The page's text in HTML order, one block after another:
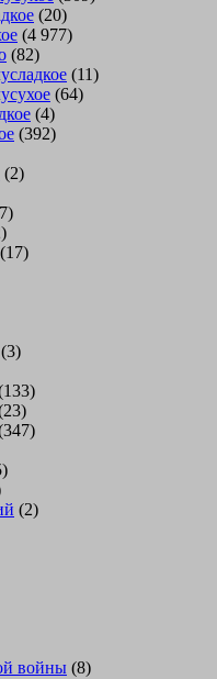
(20)
(4 977)
(82)
(11)
(64)
(4)
(392)
(2)
(17)
(3)
(2)
войны (8)